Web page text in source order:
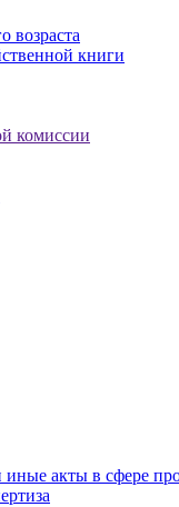
возраста
книги
комиссии
акты в сфере